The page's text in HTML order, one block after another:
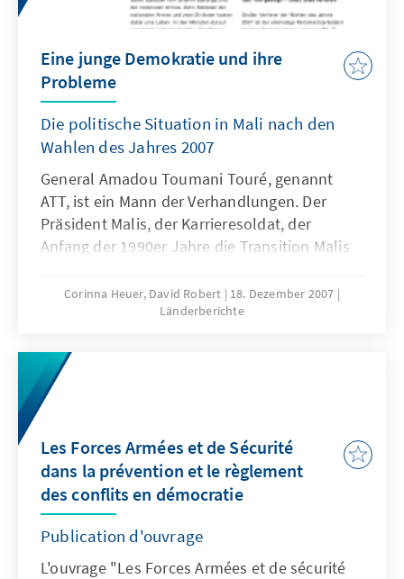
Eine junge Demokratie und ihre
Probleme
Die politische Situation in Mali nach den
Wahlen des Jahres 2007
General Amadou Toumani Touré, genannt
ATT, ist ein Mann der Verhandlungen. Der
Präsident Malis, der Karrieresoldat, der
Anfang der 1990er Jahre die Transition Malis
mit dem Tuareg-Führer Ibrahim Bahanga auf
Corinna Heuer, David Robert
18. Dezember 2007
Länderberichte
Les Forces Armées et de Sécurité
dans la prévention et le règlement
des conflits en démocratie
Publication d'ouvrage
L'ouvrage "Les Forces Armées et de sécurité